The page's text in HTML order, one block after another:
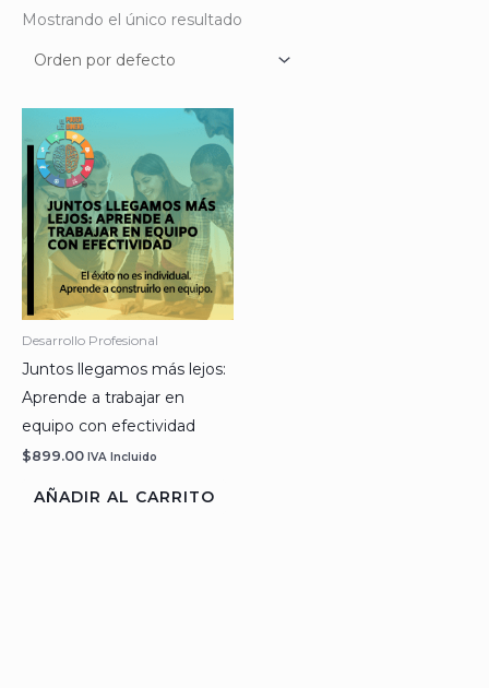
Mostrando el único resultado
Desarrollo Profesional
Juntos llegamos más lejos:
Aprende a trabajar en
equipo con efectividad
$899.00 IVA Incluido
AÑADIR AL CARRITO